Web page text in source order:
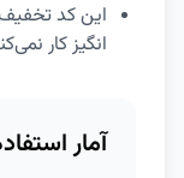
این کد
انگیز کار
آمار